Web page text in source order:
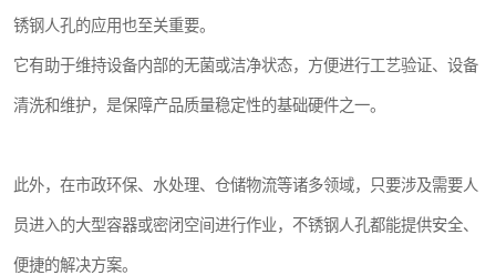
锈钢人孔的应用也至关重要。
它有助于维持设备内部的无菌或洁净状态，方便进行工艺验证、设备
清洗和维护，是保障产品质量稳定性的基础硬件之一。
此外，在市政环保、水处理、仓储物流等诸多领域，只要涉及需要人
员进入的大型容器或密闭空间进行作业，不锈钢人孔都能提供安全、
便捷的解决方案。